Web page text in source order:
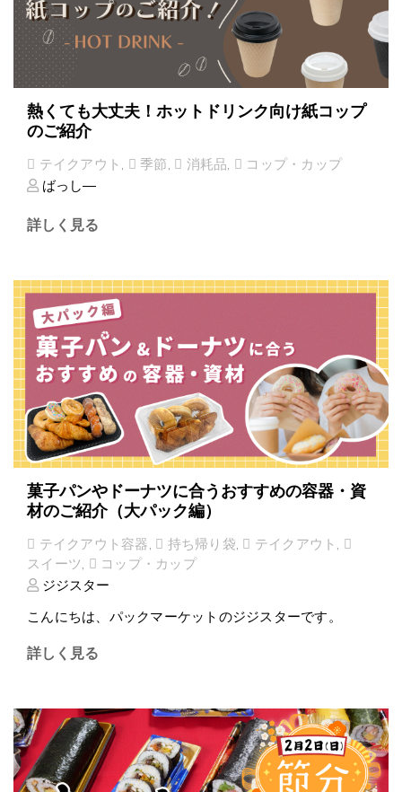
熱くても大丈夫！ホットドリンク向け紙コップ
のご紹介
テイクアウト , 季節, 消耗品,
コップ・カップ
ばっし―
詳しく見る
菓子パンやドーナツに合うおすすめの容器・資
材のご紹介（大パック編）
テイクアウト容器, 持ち帰り袋, テイクアウト ,
スイーツ,
コップ・カップ
ジジスター
こんにちは、パックマーケットのジジスターです。
詳しく見る